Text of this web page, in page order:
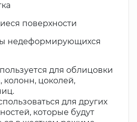
поверхности
недеформирующихся
для облицовки
колонн, цоколей,
для других
которые будут